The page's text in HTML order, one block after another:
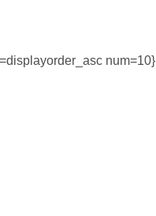
num=10}